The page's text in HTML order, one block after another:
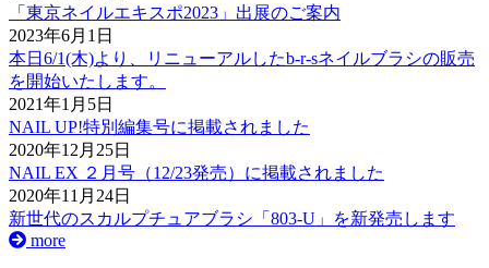
「東京ネイルエキスポ2023」出展のご案内
2023年6月1日
本日6/1(木)より、リニューアルしたb-r-sネイルブラシの販売
を開始いたします。
2021年1月5日
NAIL UP!特別編集号に掲載されました
2020年12月25日
NAIL EX ２月号（12/23発売）に掲載されました
2020年11月24日
新世代のスカルプチュアブラシ「803-U」を新発売します
more